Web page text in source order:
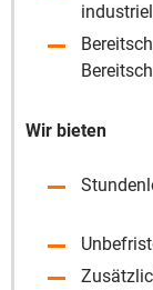
Wir bieten